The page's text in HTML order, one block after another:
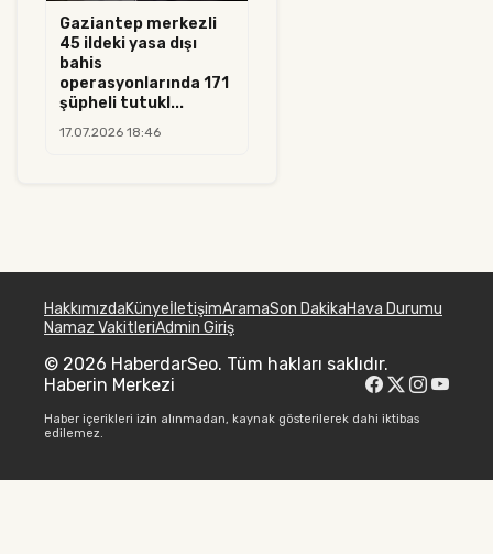
Gaziantep merkezli
45 ildeki yasa dışı
bahis
operasyonlarında 171
şüpheli tutukl...
17.07.2026 18:46
HakkımızdaKünyeİletişimAramaSon DakikaHava Durumu
Namaz VakitleriAdmin Giriş
© 2026 HaberdarSeo. Tüm hakları saklıdır.
Haberin Merkezi
Haber içerikleri izin alınmadan, kaynak gösterilerek dahi iktibas
edilemez.